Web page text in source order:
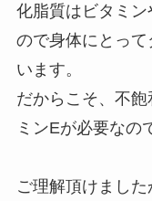
化脂質はビタミ
ので身体にとっ
います。
だからこそ、不
ミンEが必要なの
ご理解頂けました